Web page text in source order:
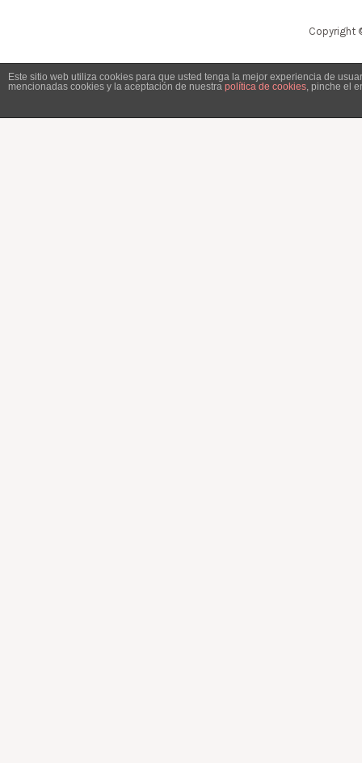
Copyright
Este sitio web utiliza cookies para que usted tenga la mejor experiencia de
mencionadas cookies y la aceptación de nuestra política de cookies, pinche el